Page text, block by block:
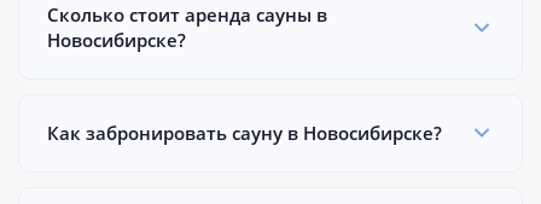
Сколько стоит аренда сауны в
Новосибирске?
Как забронировать сауну в Новосибирске?